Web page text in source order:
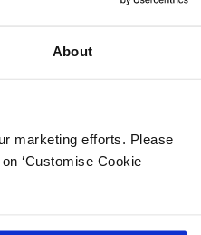
About
marketing efforts. Please
‘Customise Cookie